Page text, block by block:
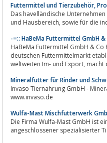
Futtermittel und Tierzubehör,
Das havelländische
und Hausbereich,
-=:: HaBeMa Futtermittel GmbH
HaBeMa Futtermittel GmbH &
deutschen Futtermittelmarkt etabliert. Die
Mineralfutter für Rinder und
Invaso Tiernahrung GmbH -
www.invaso.de
Wulfa-Mast Mischfutterwerk
Die Firma Wulfa-Mast GmbH ist
angeschlossener spezialisierter